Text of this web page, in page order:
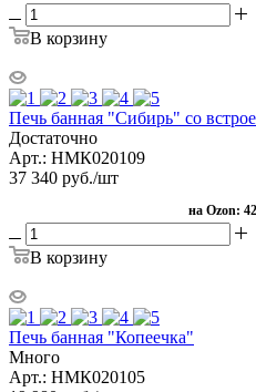
В корзину
Печь банная "Сибирь" со
Достаточно
Арт.: НМК020109
37 340 руб./шт
на Ozon:
В корзину
Печь банная "Копеечка"
Много
Арт.: НМК020105